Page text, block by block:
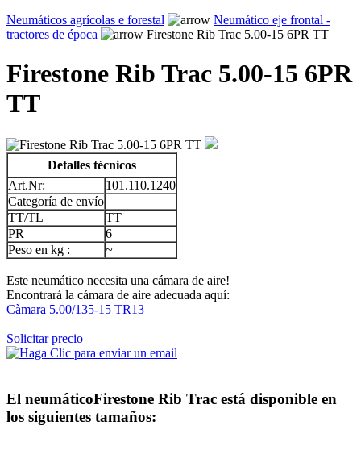
Neumáticos agrícolas e forestal
Neumático eje frontal -
tractores de época
Firestone Rib Trac 5.00-15 6PR TT
Firestone Rib Trac 5.00-15 6PR
TT
Detalles técnicos
Art.Nr:
101.110.1240
Categoría de envío
TT/TL
TT
PR
6
Peso en kg :
~
Este neumático necesita una cámara de aire!
Encontrará la cámara de aire adecuada aquí:
Càmara 5.00/135-15 TR13
Solicitar precio
El neumáticoFirestone Rib Trac está disponible en
los siguientes tamaños: